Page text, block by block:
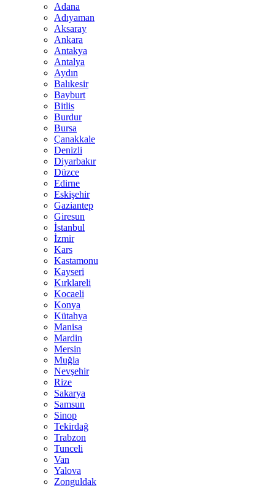
Adana
Adıyaman
Aksaray
Ankara
Antakya
Antalya
Aydın
Balıkesir
Bayburt
Bitlis
Burdur
Bursa
Çanakkale
Denizli
Diyarbakır
Düzce
Edirne
Eskişehir
Gaziantep
Giresun
İstanbul
İzmir
Kars
Kastamonu
Kayseri
Kırklareli
Kocaeli
Konya
Kütahya
Manisa
Mardin
Mersin
Muğla
Nevşehir
Rize
Sakarya
Samsun
Sinop
Tekirdağ
Trabzon
Tunceli
Van
Yalova
Zonguldak